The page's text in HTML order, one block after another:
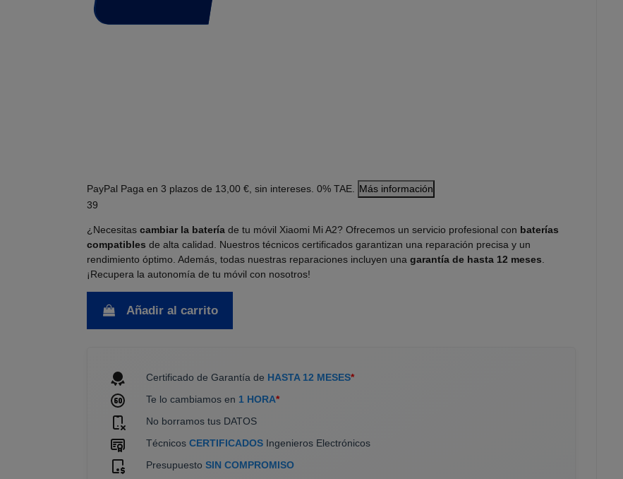
PayPal Paga en 3 plazos de 13,00 €, sin intereses. 0% TAE.
Más información
39
¿Necesitas cambiar la bateríade tu móvil Xiaomi Mi A2? Ofrecemos un servicio profesional con baterías
compatibles de alta calidad. Nuestros técnicos certificados garantizan una reparación precisa y un
rendimiento óptimo. Además, todas nuestras reparaciones incluyen una garantía de hasta 12 meses
¡Recupera la autonomía de tu móvil con nosotros!
Añadir al carrito
Certificado de Garantía de HASTA 12 MESES*
Te lo cambiamos en 1 HORA*
No borramos tus DATOS
TécnicosCERTIFICADOS Ingenieros Electrónicos
PresupuestoSIN COMPROMISO